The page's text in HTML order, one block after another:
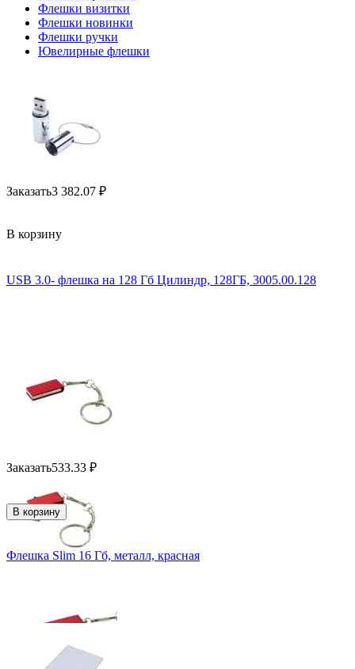
Флешки визитки
Флешки новинки
Флешки ручки
Ювелирные флешки
Заказать3 382.07 ₽
В корзину
USB 3.0- флешка на 128 Гб Цилиндр, 128ГБ, 3005.00.128
Заказать533.33 ₽
В корзину
Флешка Slim 16 Гб, металл, красная